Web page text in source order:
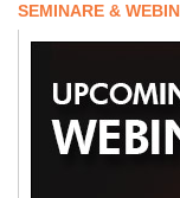
SEMINARE &